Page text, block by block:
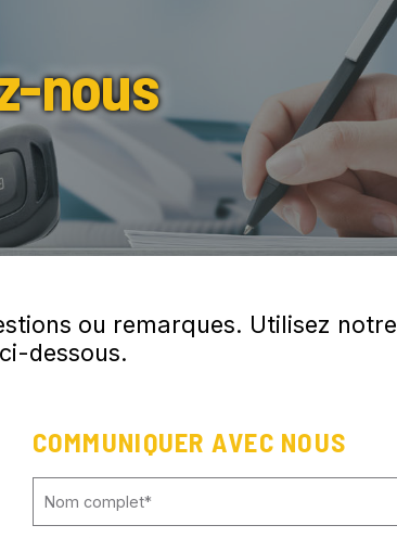
nous
ou remarques. Utilisez notre
dessous.
COMMUNIQUER AVEC NOUS